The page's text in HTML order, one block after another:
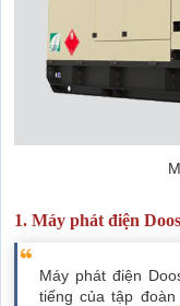
1. Máy phát điện
Máy phát điện
tiếng của tập